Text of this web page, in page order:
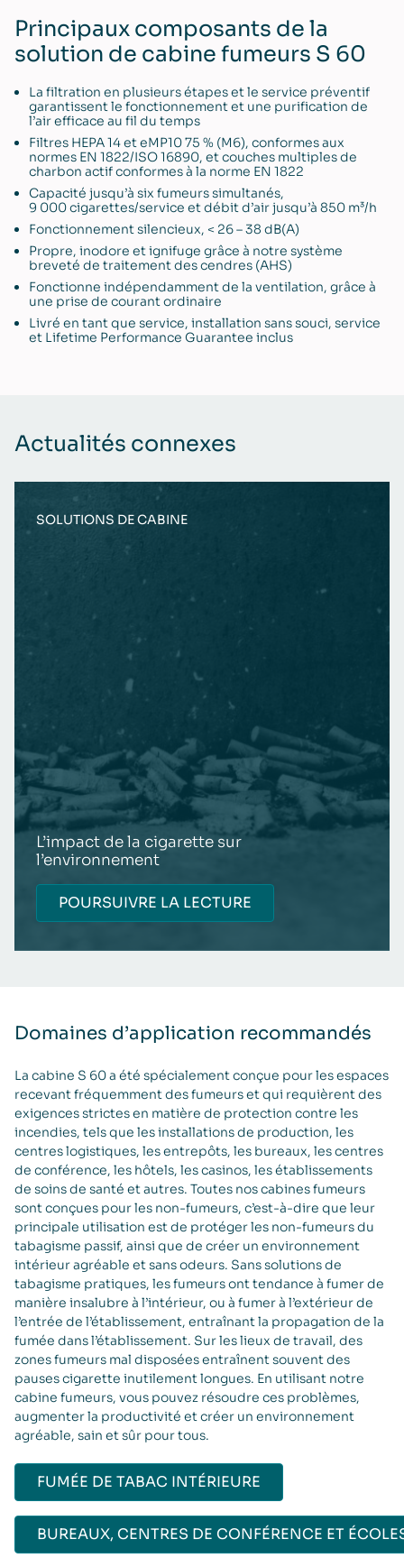
Principaux composants de la
solution de cabine fumeurs S 60
La filtration en plusieurs étapes et le service préventif
garantissent le fonctionnement et une purification de
l’air efficace au fil du temps
Filtres HEPA 14 et eMP10 75 % (M6), conformes aux
normes EN 1822/ISO 16890, et couches multiples de
charbon actif conformes à la norme EN 1822
Capacité jusqu’à six fumeurs simultanés,
9 000 cigarettes/service et débit d’air jusqu’à 850 m³/h
Fonctionnement silencieux, < 26 – 38 dB(A)
Propre, inodore et ignifuge grâce à notre système
breveté de traitement des cendres (AHS)
Fonctionne indépendamment de la ventilation, grâce à
une prise de courant ordinaire
Livré en tant que service, installation sans souci, service
et Lifetime Performance Guarantee inclus
Actualités connexes
SOLUTIONS DE CABINE
L’impact de la cigarette sur
l’environnement
POURSUIVRE LA LECTURE
Domaines d’application recommandés
La cabine S 60 a été spécialement conçue pour les espaces
recevant fréquemment des fumeurs et qui requièrent des
exigences strictes en matière de protection contre les
incendies, tels que les installations de production, les
centres logistiques, les entrepôts, les bureaux, les centres
de conférence, les hôtels, les casinos, les établissements
de soins de santé et autres. Toutes nos cabines fumeurs
sont conçues pour les non-fumeurs, c’est-à-dire que leur
principale utilisation est de protéger les non-fumeurs du
tabagisme passif, ainsi que de créer un environnement
intérieur agréable et sans odeurs. Sans solutions de
tabagisme pratiques, les fumeurs ont tendance à fumer de
manière insalubre à l’intérieur, ou à fumer à l’extérieur de
l’entrée de l’établissement, entraînant la propagation de la
fumée dans l’établissement. Sur les lieux de travail, des
zones fumeurs mal disposées entraînent souvent des
pauses cigarette inutilement longues. En utilisant notre
cabine fumeurs, vous pouvez résoudre ces problèmes,
augmenter la productivité et créer un environnement
agréable, sain et sûr pour tous.
FUMÉE DE TABAC INTÉRIEURE
BUREAUX, CENTRES DE CONFÉRENCE ET